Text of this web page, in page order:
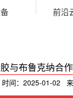
前沿
与布鲁克纳合
时间：2025-01-02